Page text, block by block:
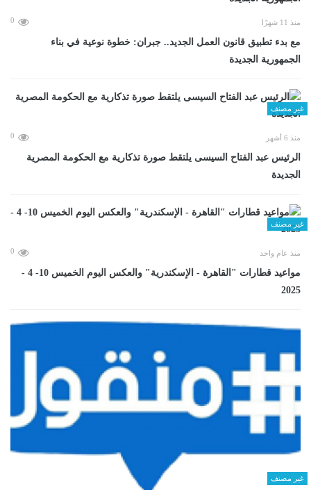
منذ 11 شهرًا 0
مع بدء تطبيق قانون العمل الجديد.. جبران: خطوة نوعية في بناء
الجمهورية الجديدة
غير مصنف
منذ 6 أشهر 0
الرئيس عبد الفتاح السيسى يلتقط صورة تذكارية مع الحكومة المصرية
الجديدة
غير مصنف
منذ عام واحد 0
مواعيد قطارات "القاهرة - الإسكندرية" والعكس اليوم الخميس 10- 4 -
2025
غير مصنف